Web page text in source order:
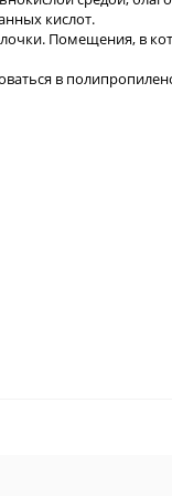
кислот.
Помещения, в
в